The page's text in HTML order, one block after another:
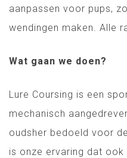
aanpassen voor pups,
wendingen maken. Alle
Wat gaan we doen?
Lure Coursing is een
mechanisch
oudsher bedoeld voor
is onze ervaring dat